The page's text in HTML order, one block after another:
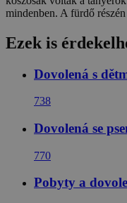
mindenben. A fürdő
Ezek is
Dovolená s
738
Dovolená se
770
Pobyty a